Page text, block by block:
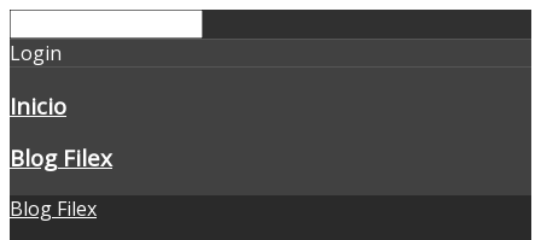
Login
Inicio
Blog Filex
Blog Filex